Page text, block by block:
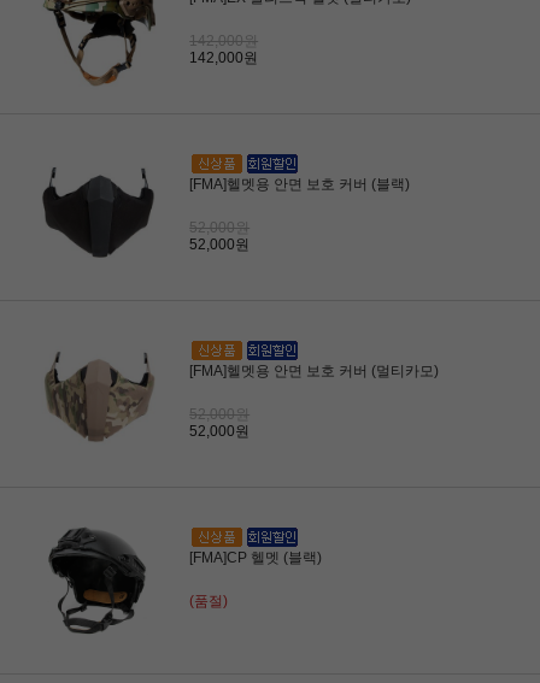
142,000원
142,000원
[FMA]헬멧용 안면 보호 커버 (블랙)
52,000원
52,000원
[FMA]헬멧용 안면 보호 커버 (멀티카모)
52,000원
52,000원
[FMA]CP 헬멧 (블랙)
(품절)